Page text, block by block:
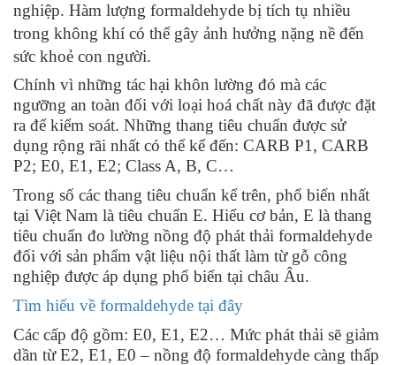
nghiệp. Hàm lượng formaldehyde bị tích tụ nhiều
trong không khí có thể gây ảnh hưởng nặng nề đến
sức khoẻ con người.
Chính vì những tác hại khôn lường đó mà các
ngưỡng an toàn đối với loại hoá chất này đã được đặt
ra để kiểm soát. Những thang tiêu chuẩn được sử
dụng rộng rãi nhất có thể kể đến: CARB P1, CARB
P2; E0, E1, E2; Class A, B, C…
Trong số các thang tiêu chuẩn kể trên, phổ biến nhất
tại Việt Nam là tiêu chuẩn E. Hiểu cơ bản, E là thang
tiêu chuẩn đo lường nồng độ phát thải formaldehyde
đối với sản phẩm vật liệu nội thất làm từ gỗ công
nghiệp được áp dụng phổ biến tại châu Âu.
Tìm hiểu về formaldehyde tại đây
Các cấp độ gồm: E0, E1, E2… Mức phát thải sẽ giảm
dần từ E2, E1, E0 – nồng độ formaldehyde càng thấp